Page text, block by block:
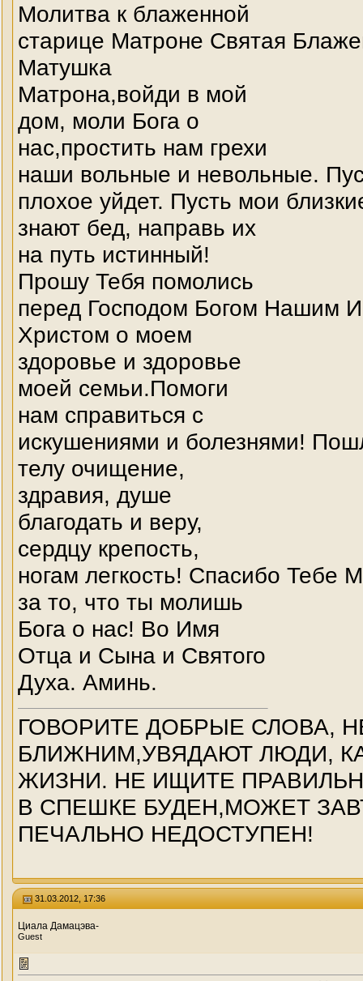
Молитва к блаженной
старице Матроне Святая
Матушка
Матрона,войди в мой
дом, моли Бога о
нас,простить нам грехи
наши вольные и невольные.
плохое уйдет. Пусть мои
знают бед, направь их
на путь истинный!
Прошу Тебя помолись
перед Господом Богом Нашим
Христом о моем
здоровье и здоровье
моей семьи.Помоги
нам справиться с
искушениями и болезнями!
телу очищение,
здравия, душе
благодать и веру,
сердцу крепость,
ногам легкость! Спасибо Тебе
за то, что ты молишь
Бога о нас! Во Имя
Отца и Сына и Святого
Духа. Аминь.
ГОВОРИТЕ ДОБРЫЕ СЛОВА,
БЛИЖНИМ,УВЯДАЮТ ЛЮДИ,
ЖИЗНИ. НЕ ИЩИТЕ
В СПЕШКЕ БУДЕН,МОЖЕТ
ПЕЧАЛЬНО НЕДОСТУПЕН!
31.03.2012, 17:36
Циала Дамацэва-
Guest